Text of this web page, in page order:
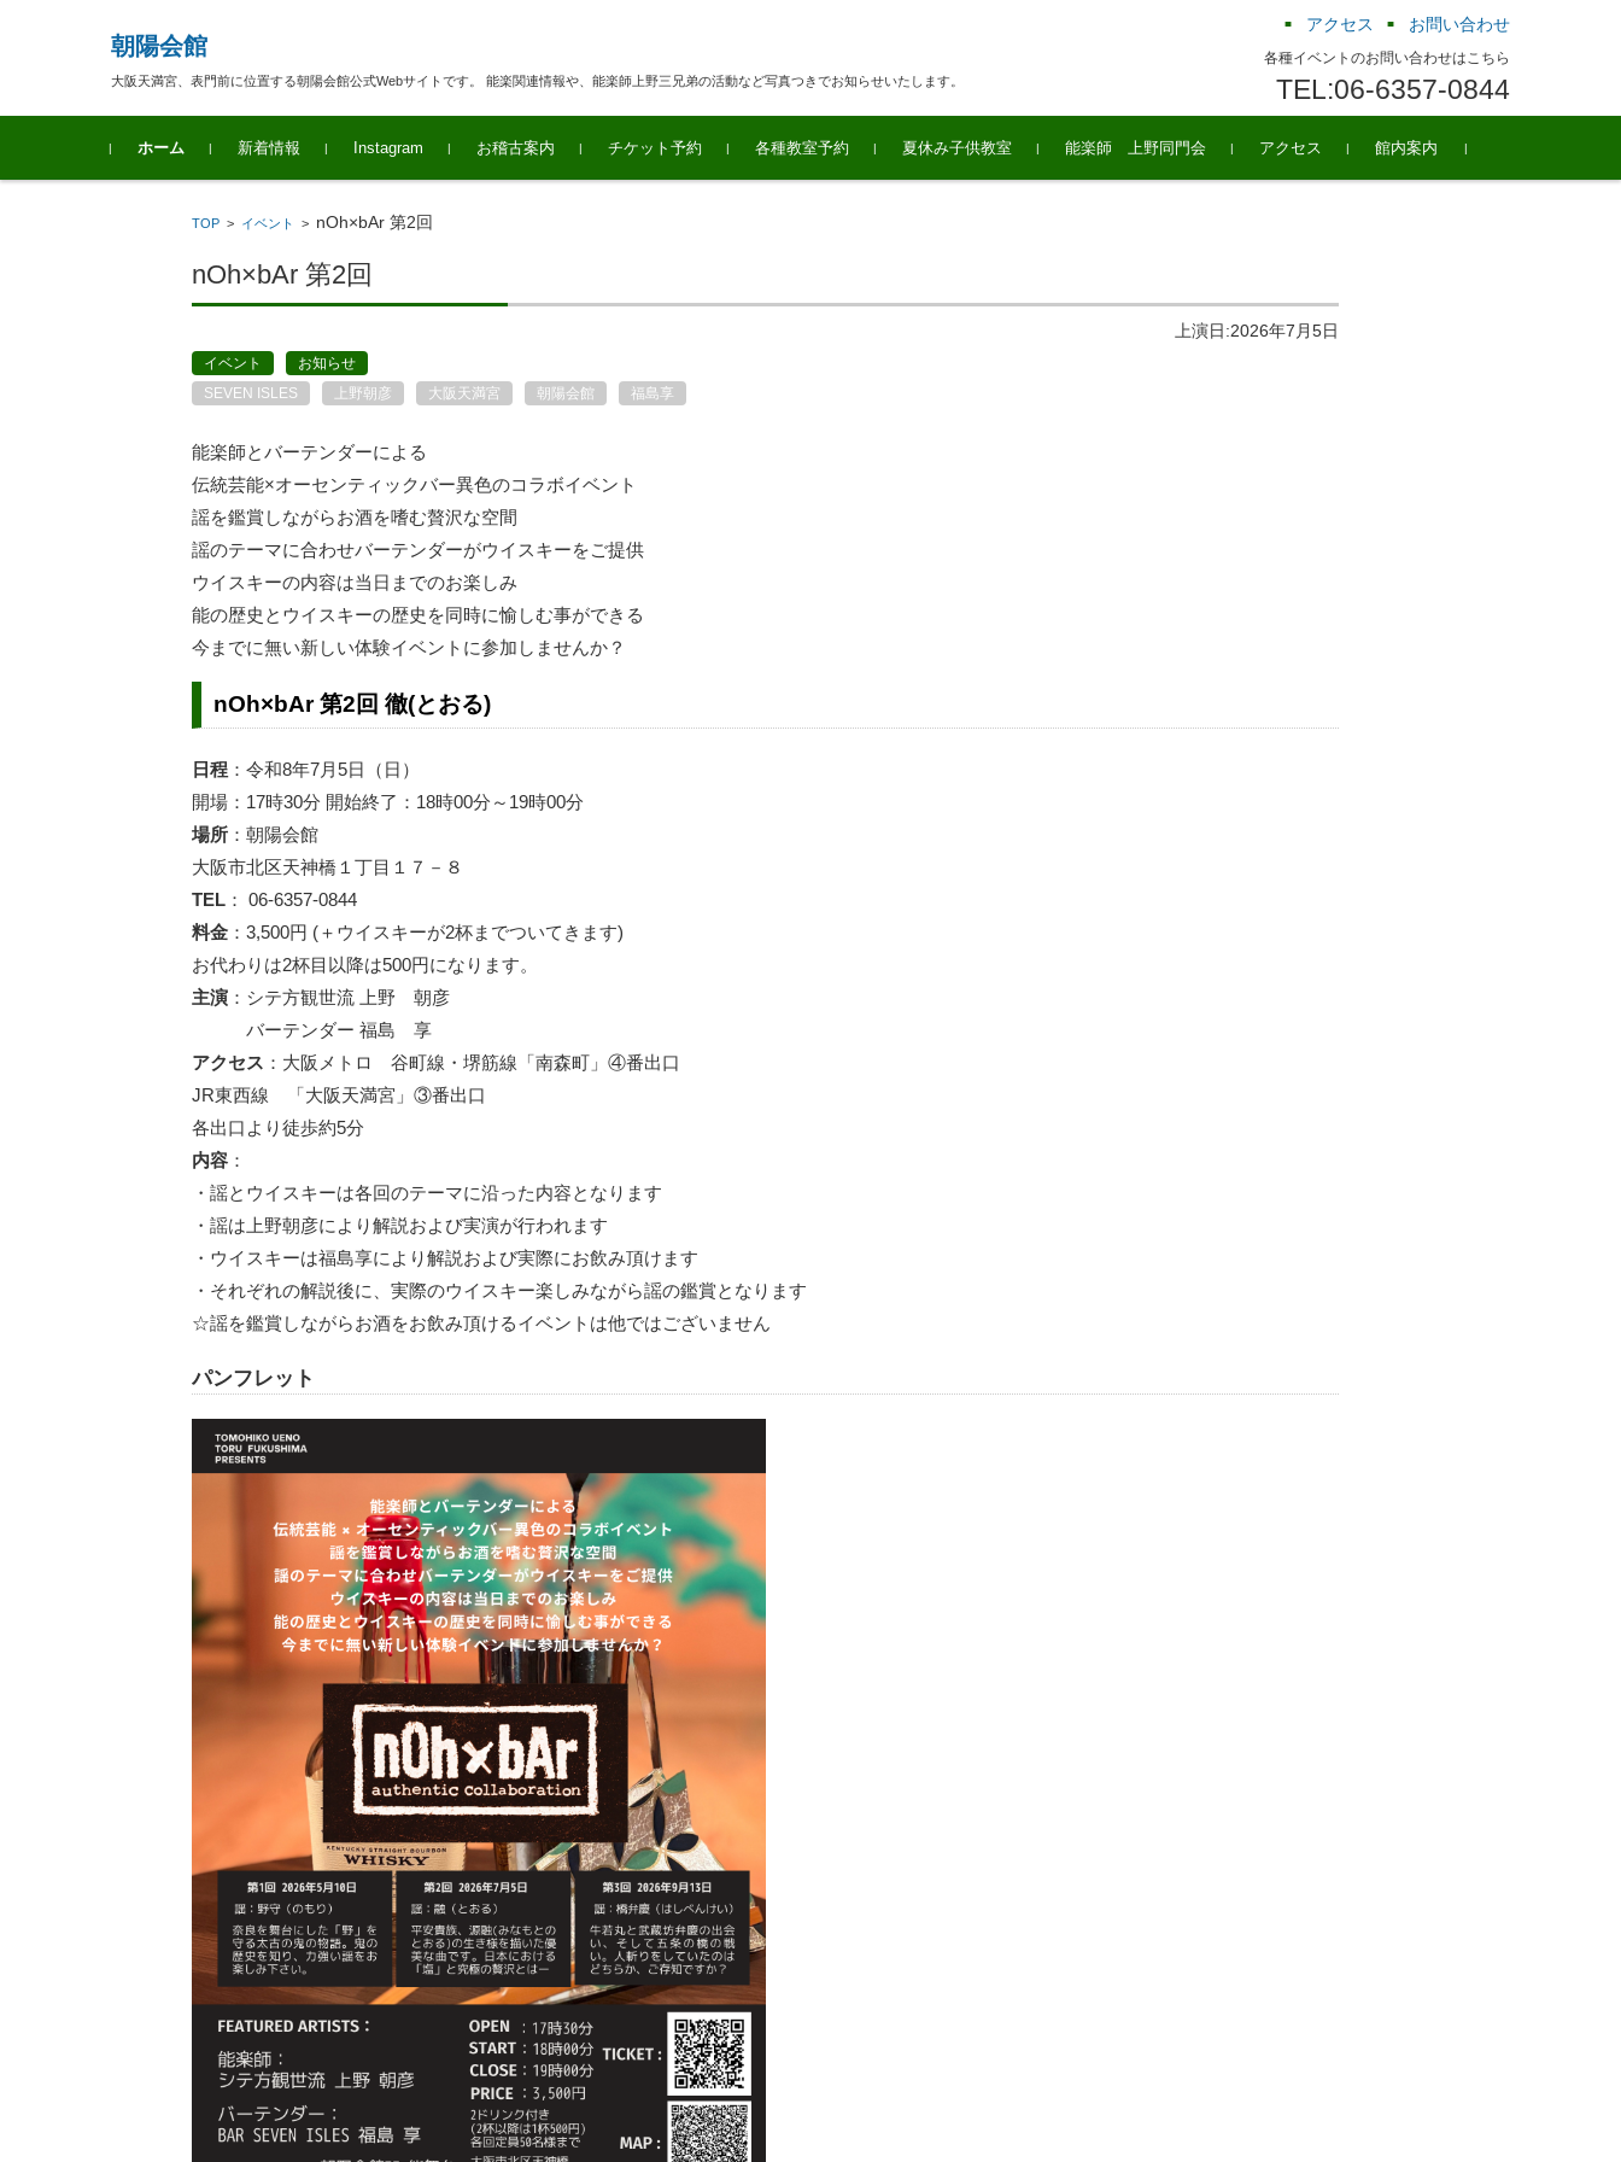
朝陽会館
大阪天満宮、表門前に位置する朝陽会館公式Webサイトです。 能楽関連情報や、能楽師上野三兄弟の活動など写真つきでお知らせいたします。
アクセス お問い合わせ
各種イベントのお問い合わせはこちら
TEL:06-6357-0844
コンテンツに移動
ホーム
新着情報 Instagram お稽古案内 チケット予約 各種教室予約 夏休み子供教室 能楽師 上野同門会 アクセス 館内案内
TOP > イベント > nOh×bAr 第2回
nOh×bAr 第2回
上演日:2026年7月5日
イベント
お知らせ
SEVEN ISLES
上野朝彦 大阪天満宮 朝陽会館 福島享
能楽師とバーテンダーによる
伝統芸能×オーセンティックバー異色のコラボイベント
謡を鑑賞しながらお酒を嗜む贅沢な空間
謡のテーマに合わせバーテンダーがウイスキーをご提供
ウイスキーの内容は当日までのお楽しみ
能の歴史とウイスキーの歴史を同時に愉しむ事ができる
今までに無い新しい体験イベントに参加しませんか？
nOh×bAr 第2回 徹(とおる)
日程 ：令和8年7月5日（日）
開場：17時30分 開始終了：18時00分～19時00分
場所 ：朝陽会館
大阪市北区天神橋１丁目１７－８
TEL ： 06-6357-0844
料金 ：3,500円 (＋ウイスキーが2杯までついてきます)
お代わりは2杯目以降は500円になります。
主演 ：シテ方観世流 上野 朝彦
バーテンダー 福島 享
アクセス ：大阪メトロ 谷町線・堺筋線「南森町」④番出口
JR東西線 「大阪天満宮」③番出口
各出口より徒歩約5分
内容 ：
・謡とウイスキーは各回のテーマに沿った内容となります
・謡は上野朝彦により解説および実演が行われます
・ウイスキーは福島享により解説および実際にお飲み頂けます
・それぞれの解説後に、実際のウイスキー楽しみながら謡の鑑賞となります
☆謡を鑑賞しながらお酒をお飲み頂けるイベントは他ではございません
パンフレット